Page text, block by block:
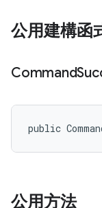
公用建構函
Command
public
公用方法